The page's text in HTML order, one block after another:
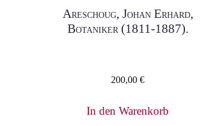
Areschoug, Johan Erhard,
Botaniker (1811-1887).
200,00€
In den Warenkorb